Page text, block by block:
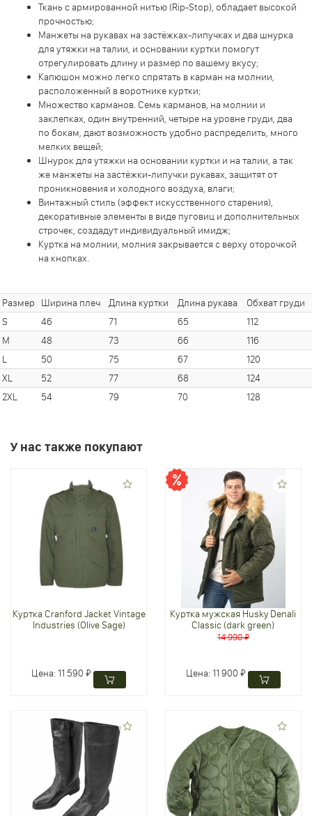
Ткань с армированной нитью (Rip-Stop), обладает высокой
прочностью;
Манжеты на рукавах на застёжках-липучках и два шнурка
для утяжки на талии, и основании куртки помогут
отрегулировать длину и размер по вашему вкусу;
Капюшон можно легко спрятать в карман на молнии,
расположенный в воротнике куртки;
Множество карманов. Семь карманов, на молнии и
заклепках, один внутренний, четыре на уровне груди, два
по бокам, дают возможность удобно распределить, много
мелких вещей;
Шнурок для утяжки на основании куртки и на талии, а так
же манжеты на застёжки-липучки рукавах, защитят от
проникновения и холодного воздуха, влаги;
Винтажный стиль (эффект искусственного старения),
декоративные элементы в виде пуговиц и дополнительных
строчек, создадут индивидуальный имидж;
Куртка на молнии, молния закрывается с верху оторочкой
на кнопках.
Размер Ширина плеч Длина куртки Длина рукава
Обхват груди
S
46 71 65
112
M
48 73 66
116
L
50 75 67
120
XL
52 77 68
124
2XL
54 79 70 128
У нас также покупают
Куртка Cranford Jacket Vintage
Industries (Olive Sage)
Цена:11 590 ₽
Куртка мужская Husky Denali
Classic (dark green)
14 990 ₽
Цена:11 900 ₽